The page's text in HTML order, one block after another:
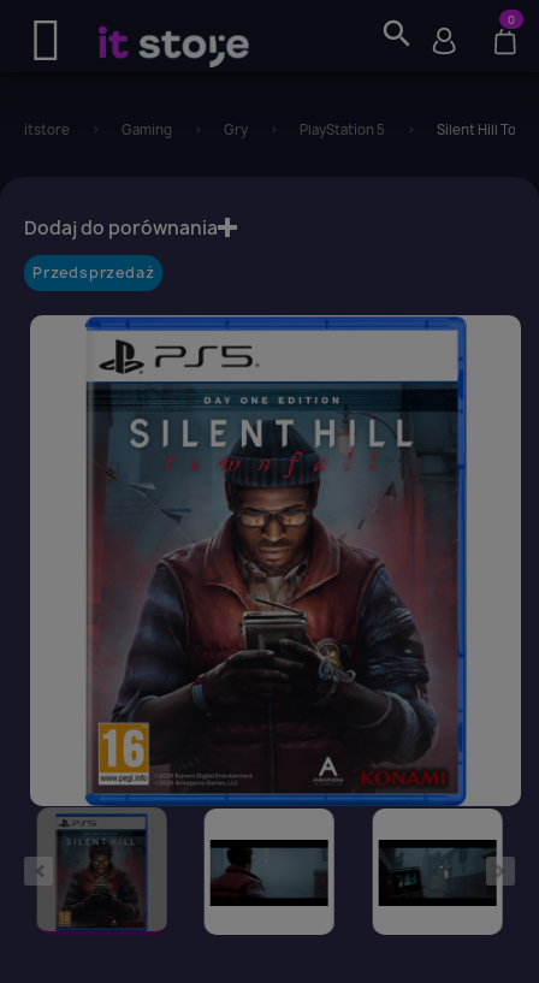
search 0
itstore Gaming Gry PlayStation 5 Silent Hill
Przedsprzedaż
Dodaj do porównania